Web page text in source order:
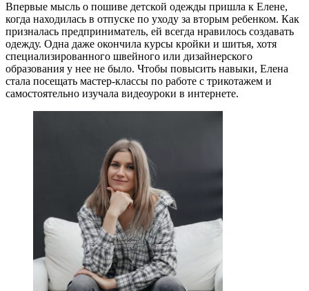
Впервые мысль о пошиве детской одежды пришла к Елене,
когда находилась в отпуске по уходу за вторым ребенком. Как
призналась предприниматель, ей всегда нравилось создавать
одежду. Одна даже окончила курсы кройки и шитья, хотя
специализированного швейного или дизайнерского
образования у нее не было. Чтобы повысить навыки, Елена
стала посещать мастер-классы по работе с трикотажем и
самостоятельно изучала видеоуроки в интернете.